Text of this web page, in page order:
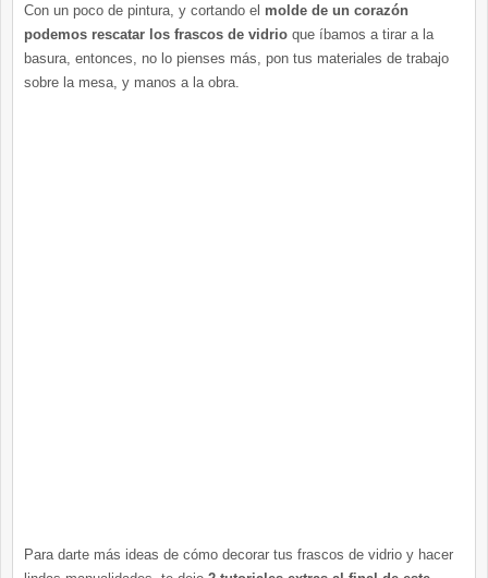
Con un poco de pintura, y cortando el molde de un corazón
podemos rescatar los frascos de vidrio que íbamos a tirar a la
basura, entonces, no lo pienses más, pon tus materiales de trabajo
sobre la mesa, y manos a la obra.
Para darte más ideas de cómo decorar tus frascos de vidrio y hacer